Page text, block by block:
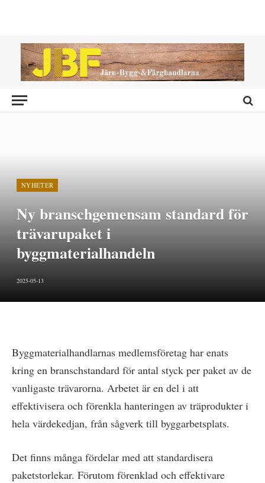
NYHETER
Ny branschgemensam standard för
trävarupaket i
byggmaterialhandeln
2025-05-13
Byggmaterialhandlarnas medlemsföretag har enats
kring en branschstandard för antal styck per paket av de
vanligaste trävarorna. Arbetet är en del i att
effektivisera och förenkla hanteringen av träprodukter i
hela värdekedjan, från sågverk till byggarbetsplats.
Det finns många fördelar med att standardisera
paketstorlekar. Förutom förenklad och effektivare